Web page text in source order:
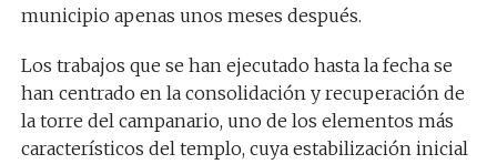
municipio apenas unos meses después.
Los trabajos que se han ejecutado hasta la fecha se
han centrado en la consolidación y recuperación de
la torre del campanario, uno de los elementos más
característicos del templo, cuya estabilización inicial